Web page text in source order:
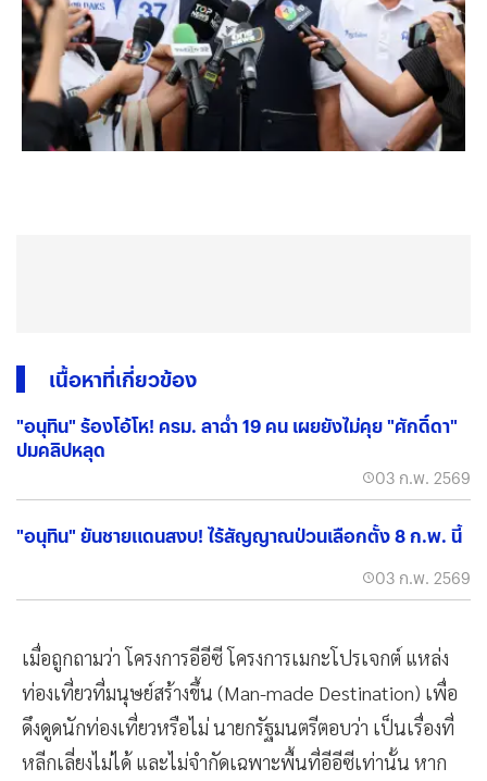
เนื้อหาที่เกี่ยวข้อง
"อนุทิน" ร้องโอ้โห! ครม. ลาฉ่ำ 19 คน เผยยังไม่คุย "ศักดิ์ดา"
ปมคลิปหลุด
03 ก.พ. 2569
"อนุทิน" ยันชายแดนสงบ! ไร้สัญญาณป่วนเลือกตั้ง 8 ก.พ. นี้
03 ก.พ. 2569
เมื่อถูกถามว่า โครงการอีอีซี โครงการเมกะโปรเจกต์ แหล่ง
ท่องเที่ยวที่มนุษย์สร้างขึ้น (Man-made Destination) เพื่อ
ดึงดูดนักท่องเที่ยวหรือไม่ นายกรัฐมนตรีตอบว่า เป็นเรื่องที่
หลีกเลี่ยงไม่ได้ และไม่จำกัดเฉพาะพื้นที่อีอีซีเท่านั้น หาก